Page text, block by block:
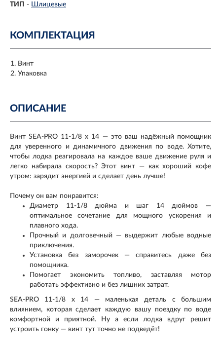
ТИП - Шлицевые
КОМПЛЕКТАЦИЯ
Винт
Упаковка
ОПИСАНИЕ
Винт SEA-PRO 11-1/8 x 14 — это ваш надёжный помощник
для уверенного и динамичного движения по воде. Хотите,
чтобы лодка реагировала на каждое ваше движение руля и
легко набирала скорость? Этот винт — как хороший кофе
утром: зарядит энергией и сделает день лучше!
Почему он вам понравится:
Диаметр 11-1/8 дюйма и шаг 14 дюймов —
оптимальное сочетание для мощного ускорения и
плавного хода.
Прочный и долговечный — выдержит любые водные
приключения.
Установка без заморочек — справитесь даже без
помощника.
Помогает экономить топливо, заставляя мотор
работать эффективно и без лишних затрат.
SEA-PRO 11-1/8 x 14 — маленькая деталь с большим
влиянием, которая сделает каждую вашу поездку по воде
комфортной и приятной. Ну а если лодка вдруг решит
устроить гонку — винт тут точно не подведёт!